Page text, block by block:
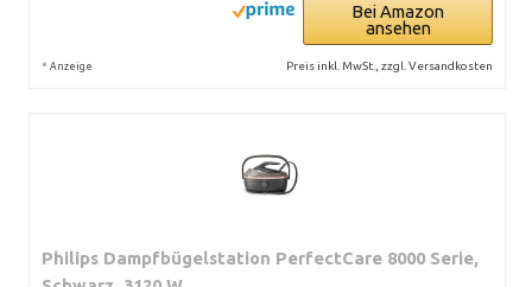
Bei Amazon
ansehen
* Anzeige Preis inkl. MwSt., zzgl. Versandkosten
Philips Dampfbügelstation PerfectCare 8000 Serie,